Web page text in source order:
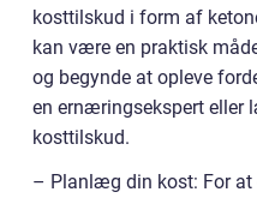
kosttilskud i form af
kan være en praktisk
og begynde at opleve
en ernæringsekspert eller
kosttilskud.
– Planlæg din kost: For at